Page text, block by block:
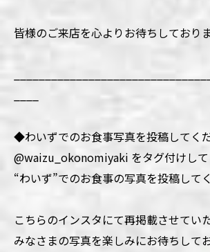
皆様のご来店を心よりお待ちしており
◆わいずでのお食事写真を投稿してく
@waizu_okonomiyaki をタグ付けして
“わいず”でのお食事の写真を投稿して
こちらのインスタにて再掲載させてい
みなさまの写真を楽しみにお待ちして